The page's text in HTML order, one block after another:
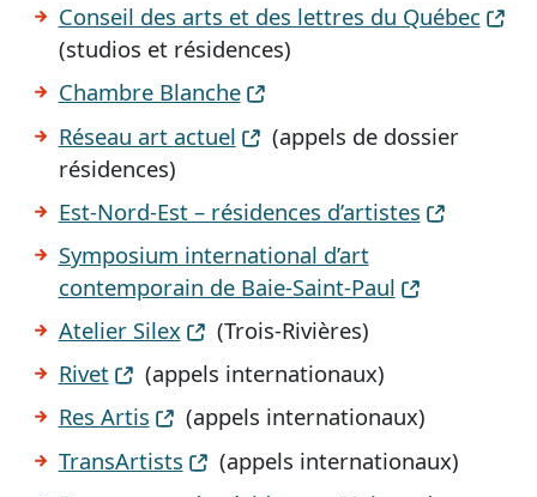
Conseil des arts et des lettres du Québec
(studios et résidences)
Chambre Blanche
Réseau art actuel
(appels de dossier
résidences)
Est-Nord-Est – résidences d’artistes
Symposium international d’art
contemporain de Baie-Saint-Paul
Atelier Silex
(Trois-Rivières)
Rivet
(appels internationaux)
Res Artis
(appels internationaux)
TransArtists
(appels internationaux)